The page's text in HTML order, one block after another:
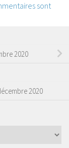
sont
2020
2020